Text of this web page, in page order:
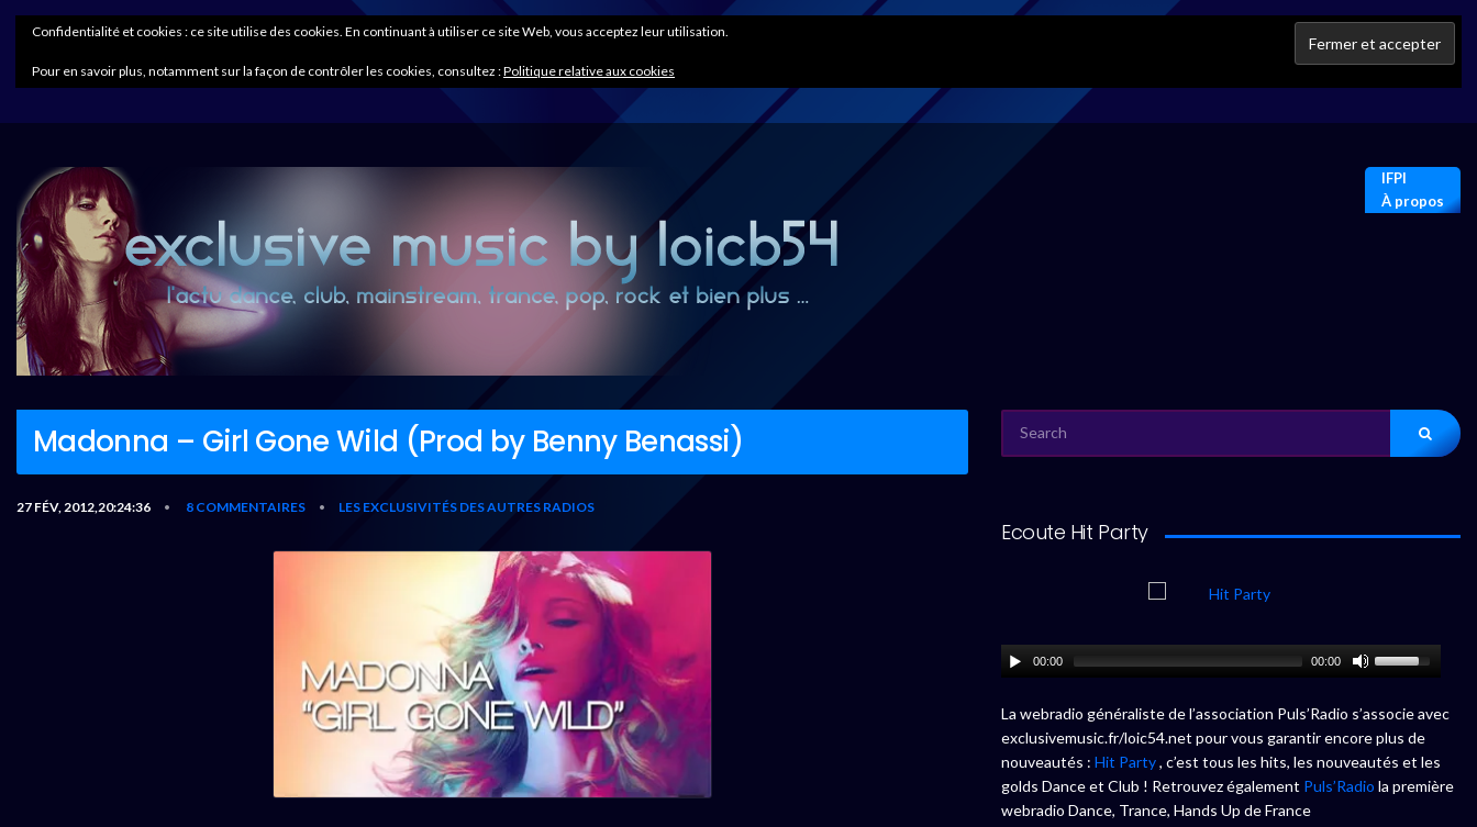
IFPI
À propos
Madonna – Girl Gone Wild (Prod by Benny Benassi)
27 FÉV, 2012,20:24:36 • 8 COMMENTAIRES • LES EXCLUSIVITÉS DES AUTRES RADIOS
FOR:
Ecoute Hit Party
00:00 00:00
La webradio généraliste de l’association Puls’Radio s’associe avec
exclusivemusic.fr/loic54.net pour vous garantir encore plus de
nouveautés : Hit Party, c’est tous les hits, les nouveautés et les
golds Dance et Club ! Retrouvez également Puls’Radio la première
webradio Dance, Trance, Hands Up de France
Confidentialité et cookies : ce site utilise des cookies. En continuant à utiliser ce site Web, vous acceptez leur utilisation.
Pour en savoir plus, notamment sur la façon de contrôler les cookies, consultez :Politique relative aux cookies